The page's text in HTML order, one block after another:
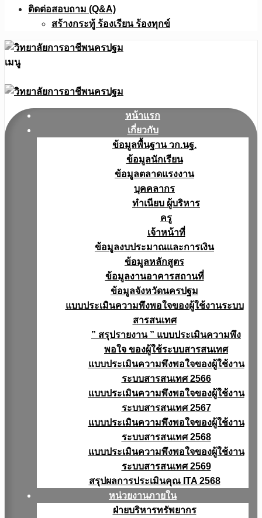
ติดต่อสอบถาม (Q&A)
สร้างกระทู้ ร้องเรียน ร้องทุกข์
เมนู
หน้าแรก
เกี่ยวกับ
ข้อมูลพื้นฐาน วก.นฐ.
ข้อมูลนักเรียน
ข้อมูลตลาดแรงงาน
บุคคลากร
ทำเนียบ ผู้บริหาร
ครู
เจ้าหน้าที่
ข้อมูลงบประมาณเเละการเงิน
ข้อมูลหลักสูตร
ข้อมูลงานอาคารสถานที่
ข้อมูลจังหวัดนครปฐม
แบบประเมินความพึงพอใจของผู้ใช้งานระบบ
สารสนเทศ
” สรุปรายงาน ” แบบประเมินความพึง
พอใจ ของผู้ใช้ระบบสารสนเทศ
แบบประเมินความพึงพอใจของผู้ใช้งาน
ระบบสารสนเทศ 2566
แบบประเมินความพึงพอใจของผู้ใช้งาน
ระบบสารสนเทศ 2567
แบบประเมินความพึงพอใจของผู้ใช้งาน
ระบบสารสนเทศ 2568
แบบประเมินความพึงพอใจของผู้ใช้งาน
ระบบสารสนเทศ 2569
สรุปผลการประเมินคุณ ITA 2568
หน่วยงานภายใน
ฝ่ายบริหารทรัพยากร